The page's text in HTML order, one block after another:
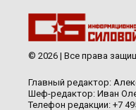
© 2026 | Все права
Главный редактор:
Шеф-редактор: Иван
Телефон редакции: +7